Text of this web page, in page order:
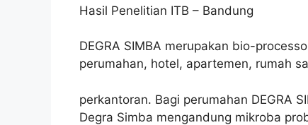
Hasil Penelitian ITB – Bandung
DEGRA SIMBA merupakan bio-
perumahan, hotel, apartemen, rumah
perkantoran. Bagi perumahan DEGRA
Degra Simba mengandung mikroba